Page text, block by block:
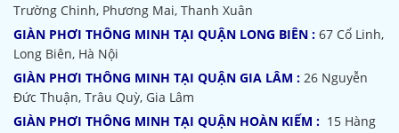
Trường Chinh, Phương Mai, Thanh Xuân
GIÀN PHƠI THÔNG MINH TẠI QUẬN LONG BIÊN : 67 Cổ Linh,
Long Biên, Hà Nội
GIÀN PHƠI THÔNG MINH TẠI QUẬN GIA LÂM : 26 Nguyễn
Đức Thuận, Trâu Quỳ, Gia Lâm
GIÀN PHƠI THÔNG MINH TẠI QUẬN HOÀN KIẾM : 15 Hàng